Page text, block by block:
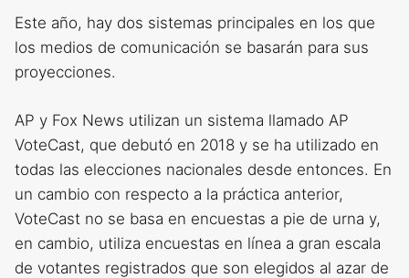
Este año, hay dos sistemas principales en los que
los medios de comunicación se basarán para sus
proyecciones.
AP y Fox News utilizan un sistema llamado AP
VoteCast, que debutó en 2018 y se ha utilizado en
todas las elecciones nacionales desde entonces. En
un cambio con respecto a la práctica anterior,
VoteCast no se basa en encuestas a pie de urna y,
en cambio, utiliza encuestas en línea a gran escala
de votantes registrados que son elegidos al azar de